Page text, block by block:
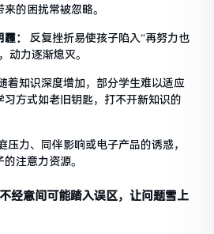
的困扰常被忽略。
：
反复挫折易使孩子陷入“再努力也
动力逐渐熄灭。
着知识深度增加，部分学生难以适应
习方式如老旧钥匙，打不开新知识的
压力、同伴影响或电子产品的诱惑，
注意力资源。
经意间可能踏入误区，让问题雪上